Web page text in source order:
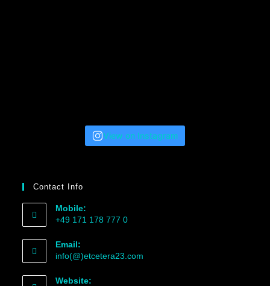
View on Instagram
Contact Info
Mobile:
+49 171 178 777 0
Email:
info(@)etcetera23.com
Website: